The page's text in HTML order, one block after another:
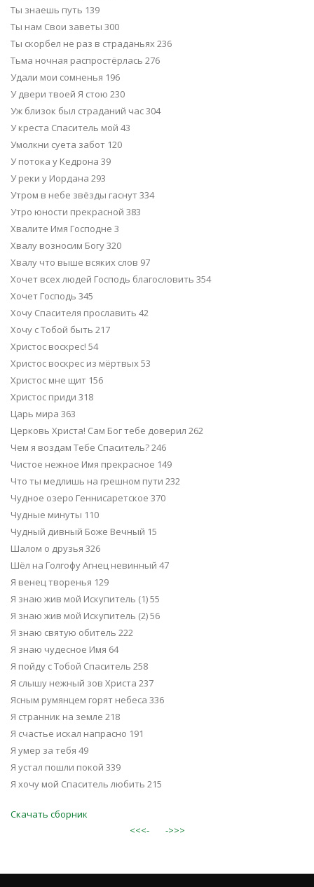
Ты знаешь путь 139
Ты нам Свои заветы 300
Ты скорбел не раз в страданьях 236
Тьма ночная распростёрлась 276
Удали мои сомненья 196
У двери твоей Я стою 230
Уж близок был страданий час 304
У креста Спаситель мой 43
Умолкни суета забот 120
У потока у Кедрона 39
У реки у Иордана 293
Утром в небе звёзды гаснут 334
Утро юности прекрасной 383
Хвалите Имя Господне 3
Хвалу возносим Богу 320
Хвалу что выше всяких слов 97
Хочет всех людей Господь благословить 354
Хочет Господь 345
Хочу Спасителя прославить 42
Хочу с Тобой быть 217
Христос воскрес! 54
Христос воскрес из мёртвых 53
Христос мне щит 156
Христос приди 318
Царь мира 363
Церковь Христа! Сам Бог тебе доверил 262
Чем я воздам Тебе Спаситель? 246
Чистое нежное Имя прекрасное 149
Что ты медлишь на грешном пути 232
Чудное озеро Геннисаретское 370
Чудные минуты 110
Чудный дивный Боже Вечный 15
Шалом о друзья 326
Шёл на Голгофу Агнец невинный 47
Я венец творенья 129
Я знаю жив мой Искупитель (1) 55
Я знаю жив мой Искупитель (2) 56
Я знаю святую обитель 222
Я знаю чудесное Имя 64
Я пойду с Тобой Спаситель 258
Я слышу нежный зов Христа 237
Ясным румянцем горят небеса 336
Я странник на земле 218
Я счастье искал напрасно 191
Я умер за тебя 49
Я устал пошли покой 339
Я хочу мой Спаситель любить 215
Скачать сборник
<<<-
->>>